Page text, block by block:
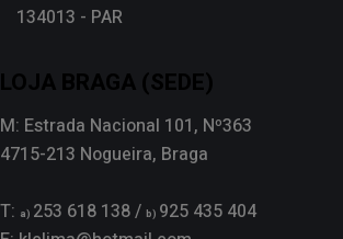
134013 - PAR
LOJA BRAGA (SEDE)
M: Estrada Nacional 101, Nº363
4715-213 Nogueira, Braga
T: a) 253 618 138 / b) 925 435 404